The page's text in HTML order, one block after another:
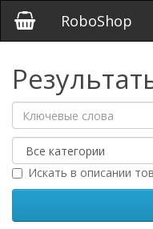
RoboShop
Искать в описании